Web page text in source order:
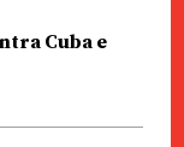
Cuba e